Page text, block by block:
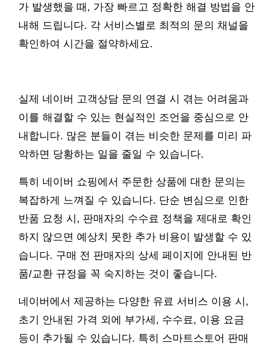
가 발생했을 때, 가장 빠르고 정확한 해결 방법을 안
내해 드립니다. 각 서비스별로 최적의 문의 채널을
확인하여 시간을 절약하세요.
실제 네이버 고객상담 문의 연결 시 겪는 어려움과
이를 해결할 수 있는 현실적인 조언을 중심으로 안
내합니다. 많은 분들이 겪는 비슷한 문제를 미리 파
악하면 당황하는 일을 줄일 수 있습니다.
특히 네이버 쇼핑에서 주문한 상품에 대한 문의는
복잡하게 느껴질 수 있습니다. 단순 변심으로 인한
반품 요청 시, 판매자의 수수료 정책을 제대로 확인
하지 않으면 예상치 못한 추가 비용이 발생할 수 있
습니다. 구매 전 판매자의 상세 페이지에 안내된 반
품/교환 규정을 꼭 숙지하는 것이 좋습니다.
네이버에서 제공하는 다양한 유료 서비스 이용 시,
초기 안내된 가격 외에 부가세, 수수료, 이용 요금
등이 추가될 수 있습니다. 특히 스마트스토어 판매